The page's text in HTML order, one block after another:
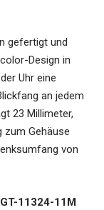
gefertigt und
Design in
Uhr eine
an jedem
23 Millimeter,
Gehäuse
von
11324-11M